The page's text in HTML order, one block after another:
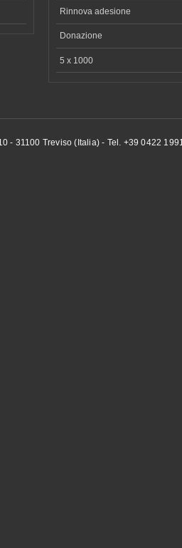
Rinnova adesione
Donazione
5 x 1000
- 31100 Treviso (Italia) - Tel. +39 0422